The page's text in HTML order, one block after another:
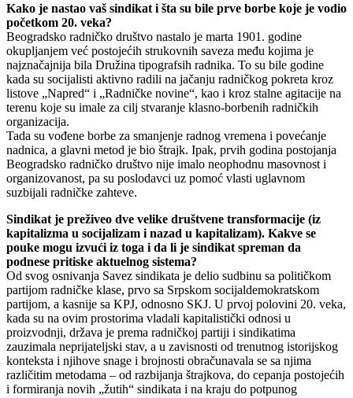
Kako je nastao vaš sindikat i šta su bile prve borbe koje je vodio
početkom 20. veka?
Beogradsko radničko društvo nastalo je marta 1901. godine
okupljanjem već postojećih strukovnih saveza među kojima je
najznačajnija bila Družina tipografsih radnika. To su bile godine
kada su socijalisti aktivno radili na jačanju radničkog pokreta kroz
listove „Napred“ i „Radničke novine“, kao i kroz stalne agitacije na
terenu koje su imale za cilj stvaranje klasno-borbenih radničkih
organizacija.
Tada su vođene borbe za smanjenje radnog vremena i povećanje
nadnica, a glavni metod je bio štrajk. Ipak, prvih godina postojanja
Beogradsko radničko društvo nije imalo neophodnu masovnost i
organizovanost, pa su poslodavci uz pomoć vlasti uglavnom
suzbijali radničke zahteve.
Sindikat je preživeo dve velike društvene transformacije (iz
kapitalizma u socijalizam i nazad u kapitalizam). Kakve se
pouke mogu izvući iz toga i da li je sindikat spreman da
podnese pritiske aktuelnog sistema?
Od svog osnivanja Savez sindikata je delio sudbinu sa političkom
partijom radničke klase, prvo sa Srpskom socijaldemokratskom
partijom, a kasnije sa KPJ, odnosno SKJ. U prvoj polovini 20. veka,
kada su na ovim prostorima vladali kapitalistički odnosi u
proizvodnji, država je prema radničkoj partiji i sindikatima
zauzimala neprijateljski stav, a u zavisnosti od trenutnog istorijskog
konteksta i njihove snage i brojnosti obračunavala se sa njima
različitim metodama – od razbijanja štrajkova, do cepanja postojećih
i formiranja novih „žutih“ sindikata i na kraju do potpunog